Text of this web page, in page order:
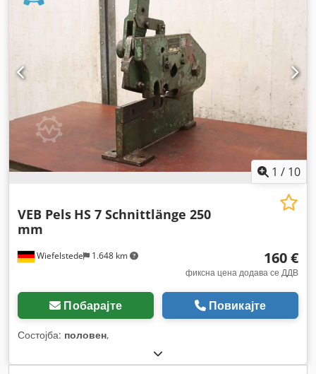
1 / 10
Wiefelstede 1.648 km
VEB Pels HS 7 Schnittlänge 250
mm
160 €
фиксна цена додава се ДДВ
Побарајте Повикајте
Состојба: половен,